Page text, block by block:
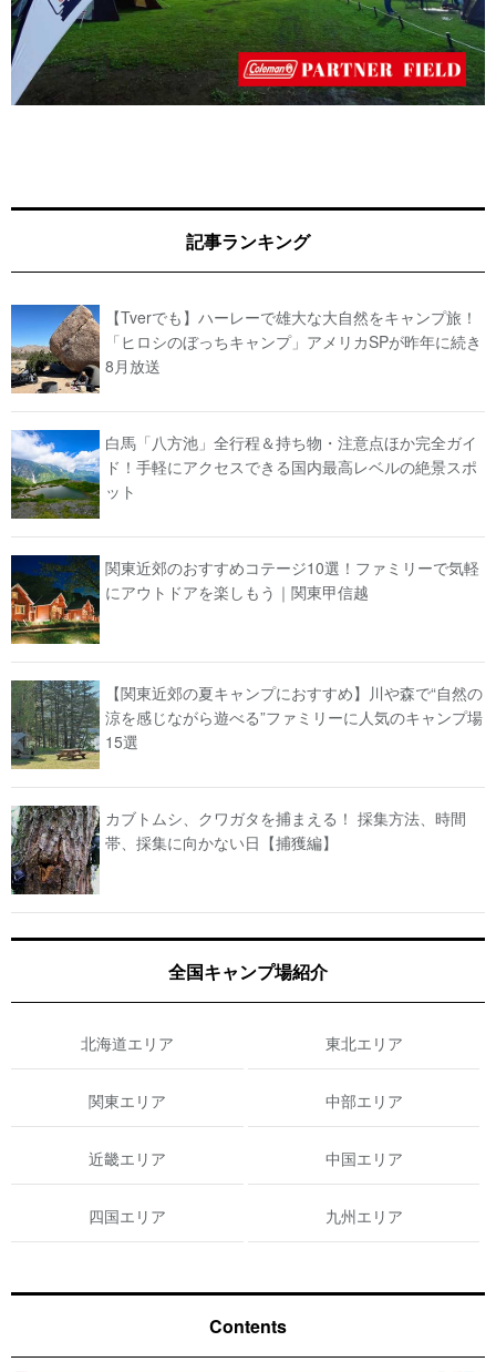
記事ランキング
【Tverでも】ハーレーで雄大な大自然をキャンプ旅！
「ヒロシのぼっちキャンプ」アメリカSPが昨年に続き
8月放送
白馬「八方池」全行程＆持ち物・注意点ほか完全ガイ
ド！手軽にアクセスできる国内最高レベルの絶景スポ
ット
関東近郊のおすすめコテージ10選！ファミリーで気軽
にアウトドアを楽しもう｜関東甲信越
【関東近郊の夏キャンプにおすすめ】川や森で“自然の
涼を感じながら遊べる”ファミリーに人気のキャンプ場
15選
カブトムシ、クワガタを捕まえる！ 採集方法、時間
帯、採集に向かない日【捕獲編】
全国キャンプ場紹介
北海道エリア 東北エリア
関東エリア 中部エリア
近畿エリア 中国エリア
四国エリア 九州エリア
Contents